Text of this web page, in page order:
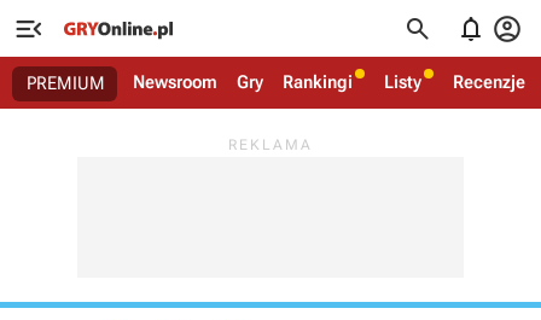
   
PREMIUM Newsroom Gry Rankingi Listy Recenzje